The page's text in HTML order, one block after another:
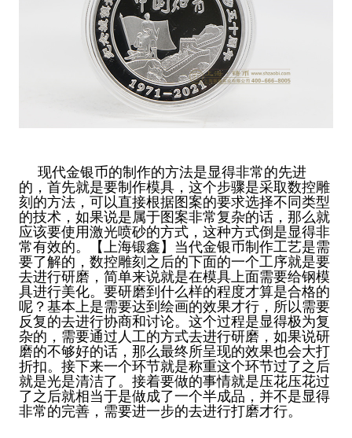
现代金银币的制作的方法是显得非常的先进
的，首先就是要制作模具，这个步骤是采取数控雕
刻的方法，可以直接根据图案的要求选择不同类型
的技术，如果说是属于图案非常复杂的话，那么就
应该要使用激光喷砂的方式，这种方式倒是显得非
常有效的。【上海锻鑫】当代金银币制作工艺是需
要了解的，数控雕刻之后的下面的一个工序就是要
去进行研磨，简单来说就是在模具上面需要给钢模
具进行美化。要研磨到什么样的程度才算是合格的
呢？基本上是需要达到绘画的效果才行，所以需要
反复的去进行协商和讨论。这个过程是显得极为复
杂的，需要通过人工的方式去进行研磨，如果说研
磨的不够好的话，那么最终所呈现的效果也会大打
折扣。接下来一个环节就是称重这个环节过了之后
就是光是清洁了。接着要做的事情就是压花压花过
了之后就相当于是做成了一个半成品，并不是显得
非常的完善，需要进一步的去进行打磨才行。